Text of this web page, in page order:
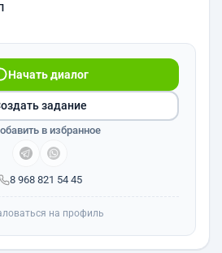
8 968 821 54 45
Начать диалог
задание
в избранное
на профиль